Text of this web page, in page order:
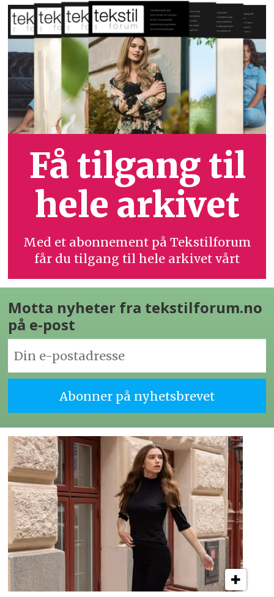
Få tilgang til
hele arkivet
Med et abonnement på Tekstilforum
får du tilgang til hele arkivet vårt
Motta nyheter fra tekstilforum.no
på e-post